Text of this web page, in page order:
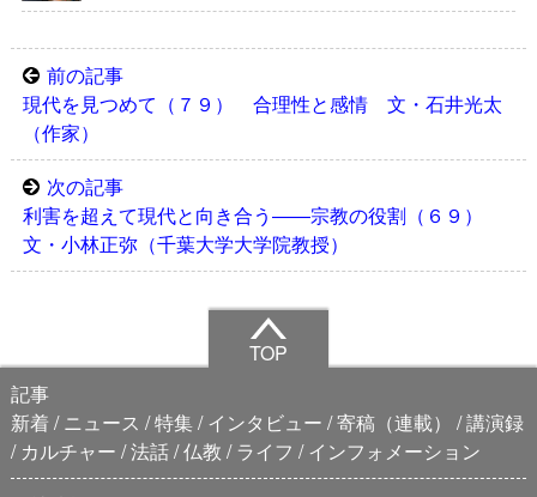
前の記事
現代を見つめて（７９） 合理性と感情 文・石井光太
（作家）
次の記事
利害を超えて現代と向き合う――宗教の役割（６９）
文・小林正弥（千葉大学大学院教授）
TOP
記事
新着
ニュース 特集 インタビュー 寄稿（連載）
講演録
カルチャー 法話 仏教 ライフ
インフォメーション